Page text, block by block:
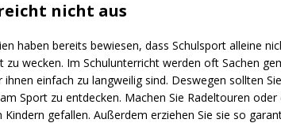
nicht aus
haben bereits bewiesen, dass Schulsport alleine
zu wecken. Im Schulunterricht werden oft Sachen
einfach zu langweilig sind. Deswegen sollten
Sport zu entdecken. Machen Sie Radeltouren
Kindern gefallen. Außerdem erziehen Sie sie so